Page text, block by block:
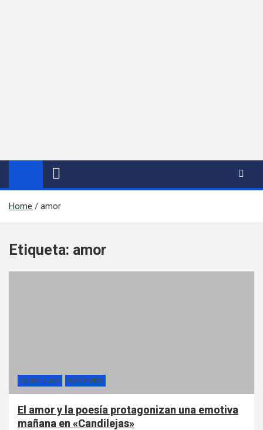
Home amor
Etiqueta: amor
CANDILEJAS SECCIONES
El amor y la poesía protagonizan una emotiva
mañana en «Candilejas»